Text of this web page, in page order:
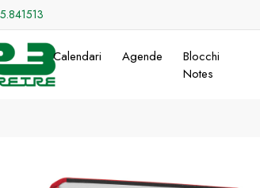
Calendari Agende
Blocchi
Notes